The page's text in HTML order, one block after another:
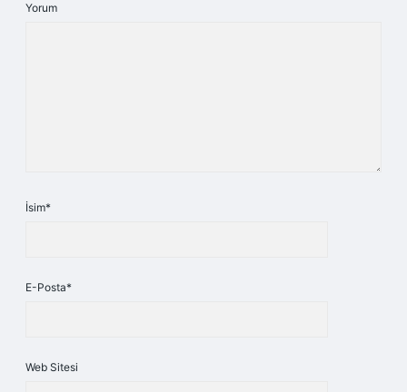
Yorum
İsim*
E-Posta*
Web Sitesi